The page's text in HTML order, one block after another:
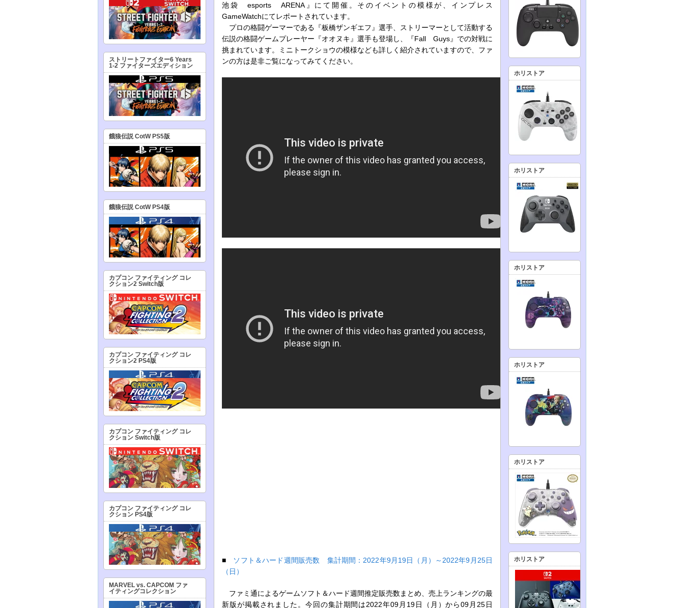
池袋 esports ARENA』にて開催。そのイベントの模様が、インプレス
GameWatchにてレポートされています。
プロの格闘ゲーマーである『板橋ザンギエフ』選手、ストリーマーとして活動する
伝説の格闘ゲームプレーヤー『オオヌキ』選手も登場し、『Fall Guys』での対戦に
挑まれています。ミニトークショウの模様なども詳しく紹介されていますので、ファ
ンの方は是非ご覧になってみてください。
■
ソフト＆ハード週間販売数 集計期間：2022年9月19日（月）～2022年9月25日
（日）
ファミ通によるゲームソフト＆ハード週間推定販売数まとめ、売上ランキングの最
新版が掲載されました。今回の集計期間は2022年09月19日（月）から09月25日
ストリートファイター6 Years
1-2 ファイターズエディション
餓狼伝説 CotW PS5版
餓狼伝説 CotW PS4版
カプコン ファイティング コレ
クション2 Switch版
カプコン ファイティング コレ
クション2 PS4版
カプコン ファイティング コレ
クション Switch版
カプコン ファイティング コレ
クション PS4版
MARVEL vs. CAPCOM ファ
イティングコレクション
ホリストア
ホリストア
ホリストア
ホリストア
ホリストア
ホリストア